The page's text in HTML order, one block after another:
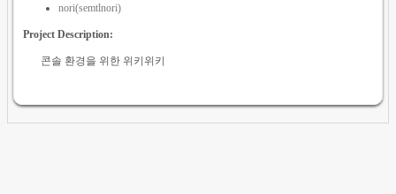
nori(semtlnori)
Project Description:
콘솔 환경을 위한 위키위키